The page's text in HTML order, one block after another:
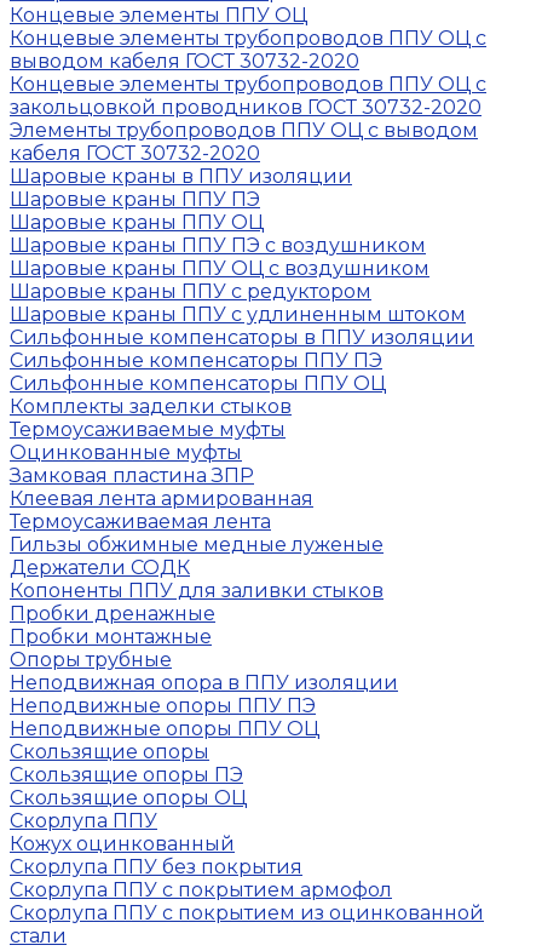
Концевые элементы ППУ ОЦ
Концевые элементы трубопроводов ППУ ОЦ с
выводом кабеля ГОСТ 30732-2020
Концевые элементы трубопроводов ППУ ОЦ с
закольцовкой проводников ГОСТ 30732-2020
Элементы трубопроводов ППУ ОЦ с выводом
кабеля ГОСТ 30732-2020
Шаровые краны в ППУ изоляции
Шаровые краны ППУ ПЭ
Шаровые краны ППУ ОЦ
Шаровые краны ППУ ПЭ с воздушником
Шаровые краны ППУ ОЦ с воздушником
Шаровые краны ППУ с редуктором
Шаровые краны ППУ с удлиненным штоком
Сильфонные компенсаторы в ППУ изоляции
Сильфонные компенсаторы ППУ ПЭ
Сильфонные компенсаторы ППУ ОЦ
Комплекты заделки стыков
Термоусаживаемые муфты
Оцинкованные муфты
Замковая пластина ЗПР
Клеевая лента армированная
Термоусаживаемая лента
Гильзы обжимные медные луженые
Держатели СОДК
Копоненты ППУ для заливки стыков
Пробки дренажные
Пробки монтажные
Опоры трубные
Неподвижная опора в ППУ изоляции
Неподвижные опоры ППУ ПЭ
Неподвижные опоры ППУ ОЦ
Скользящие опоры
Скользящие опоры ПЭ
Скользящие опоры ОЦ
Скорлупа ППУ
Кожух оцинкованный
Скорлупа ППУ без покрытия
Скорлупа ППУ с покрытием армофол
Скорлупа ППУ с покрытием из оцинкованной
стали